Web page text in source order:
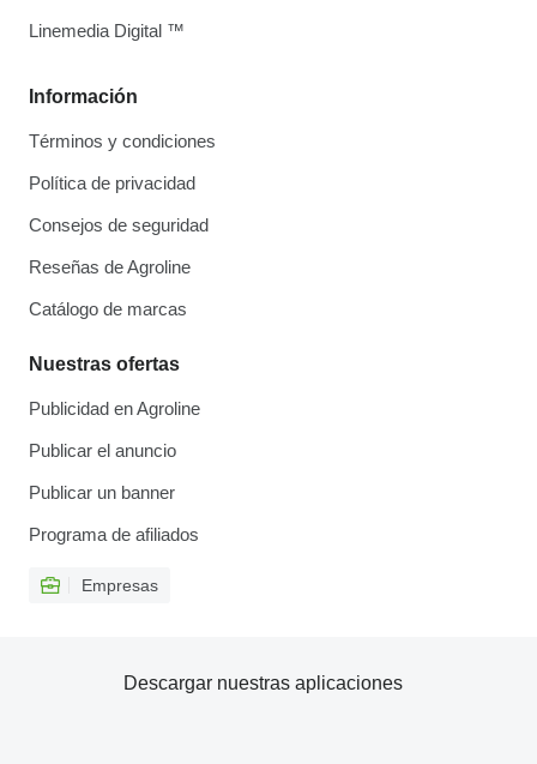
Información
Términos y condiciones
Política de privacidad
Consejos de seguridad
Reseñas de Agroline
Catálogo de marcas
Nuestras ofertas
Publicidad en Agroline
Publicar el anuncio
Publicar un banner
Programa de afiliados
Empresas
Linemedia Digital ™
Descargar nuestras aplicaciones